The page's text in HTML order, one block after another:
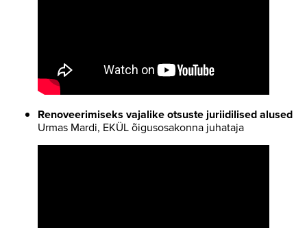
Renoveerimiseks vajalike otsuste juriidilised alused
Urmas Mardi, EKÜL õigusosakonna juhataja